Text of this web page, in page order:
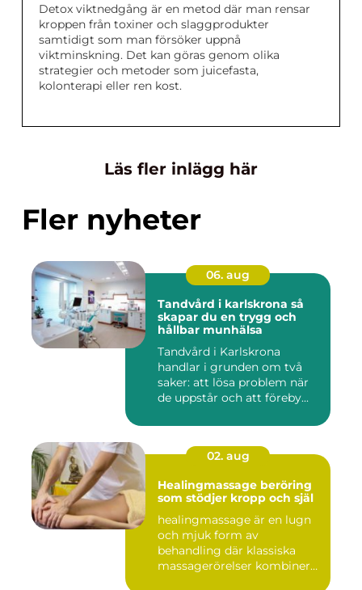
Detox viktnedgång är en metod där man rensar
kroppen från toxiner och slaggprodukter
samtidigt som man försöker uppnå
viktminskning. Det kan göras genom olika
strategier och metoder som juicefasta,
kolonterapi eller ren kost.
Läs fler inlägg här
Fler nyheter
06. aug
Tandvård i karlskrona så
skapar du en trygg och
hållbar munhälsa
Tandvård i Karlskrona
handlar i grunden om två
saker: att lösa problem när
de uppstår och att föreby...
02. aug
Healingmassage beröring
som stödjer kropp och själ
healingmassage är en lugn
och mjuk form av
behandling där klassiska
massagerörelser kombineras